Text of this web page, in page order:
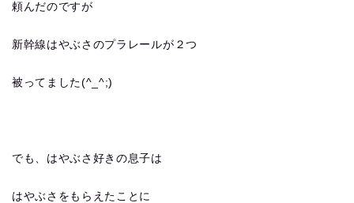
頼んだのですが
新幹線はやぶさのプラレールが２つ
被ってました(^_^;)
でも、はやぶさ好きの息子は
はやぶさをもらえたことに